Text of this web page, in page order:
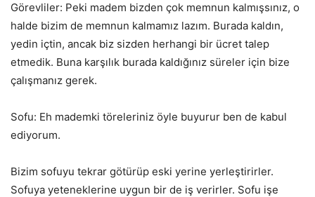
Görevliler: Peki madem bizden çok memnun kalmışsınız, o
halde bizim de memnun kalmamız lazım. Burada kaldın,
yedin içtin, ancak biz sizden herhangi bir ücret talep
etmedik. Buna karşılık burada kaldığınız süreler için bize
çalışmanız gerek.
Sofu: Eh mademki töreleriniz öyle buyurur ben de kabul
ediyorum.
Bizim sofuyu tekrar götürüp eski yerine yerleştirirler.
Sofuya yeteneklerine uygun bir de iş verirler. Sofu işe